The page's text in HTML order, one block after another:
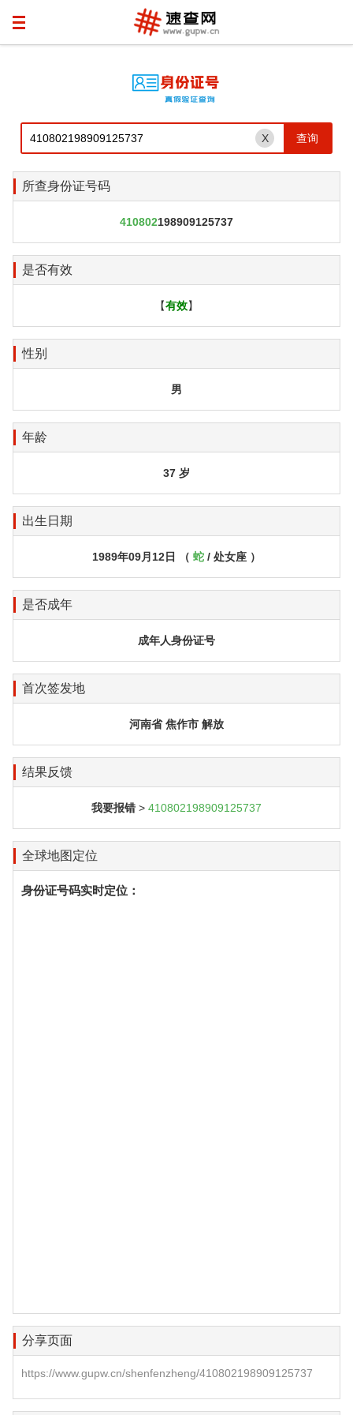
X
所查身份证号码
410802198909125737
是否有效
【有效】
性别
男
年龄
37 岁
出生日期
1989年09月12日 （ 蛇 / 处女座 ）
是否成年
成年人身份证号
首次签发地
河南省 焦作市 解放
结果反馈
我要报错 > 410802198909125737
全球地图定位
身份证号码实时定位：
分享页面
https://www.gupw.cn/shenfenzheng/410802198909125737